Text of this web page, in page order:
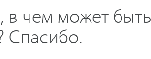
в чем может быть
Спасибо.